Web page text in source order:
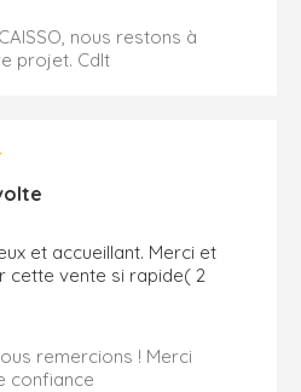
nous restons à
projet. Cdlt
et accueillant. Merci et
cette vente si rapide( 2
remercions ! Merci
confiance